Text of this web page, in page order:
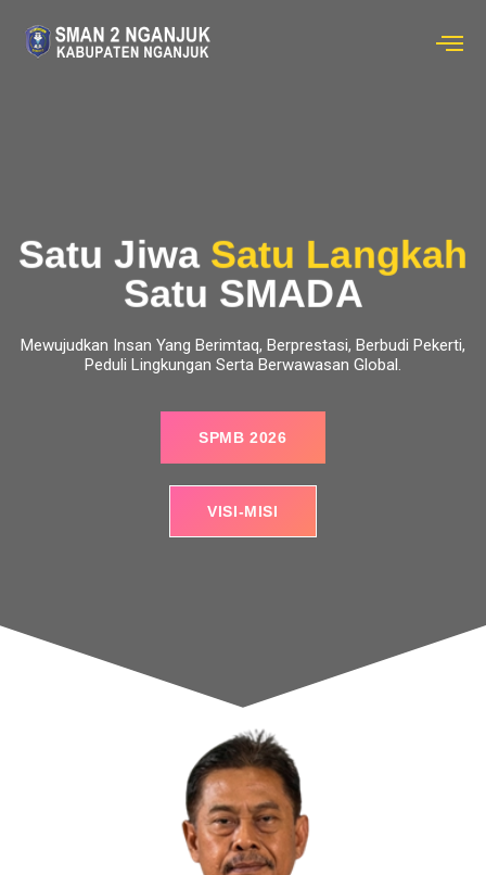
Satu Jiwa Satu Langkah
Satu SMADA
Mewujudkan Insan Yang Berimtaq, Berprestasi, Berbudi Pekerti,
Peduli Lingkungan Serta Berwawasan Global.
SPMB 2026
VISI-MISI